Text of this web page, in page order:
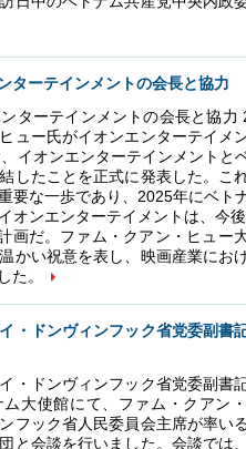
ターテインメントの会長と協力
ターテインメントの会長と協力
ュー氏がイオンエンターテイメ
イオンエンターテインメントと
したことを正式に発表した。こ
要な一歩であり、2025年にベト
オンエンターテイメントは、今
画だ。ファム・クアン・ヒュー
かい祝意を表し、映画産業にお
た。
・ドンヴィンフック省党委副書
・ドンヴィンフック省党委副書
大使館にて、ファム・クアン
フック省人民委員会主席が率い
と会談を行いました。会談では